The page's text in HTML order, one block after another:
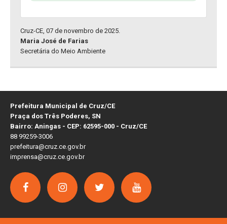
Cruz-CE, 07 de novembro de 2025.
Maria José de Farias
Secretária do Meio Ambiente
Prefeitura Municipal de Cruz/CE
Praça dos Três Poderes, SN
Bairro: Aningas - CEP: 62595-000 - Cruz/CE
88 99259-3006
prefeitura@cruz.ce.gov.br
imprensa@cruz.ce.gov.br